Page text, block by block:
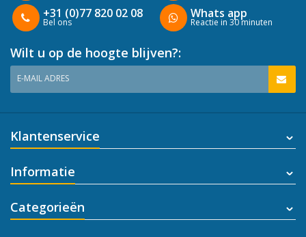
+31 (0)77 820 02 08
Bel ons
Whats app
Reactie in 30 minuten
Wilt u op de hoogte blijven?:
E-MAIL ADRES
Klantenservice
Informatie
Categorieën